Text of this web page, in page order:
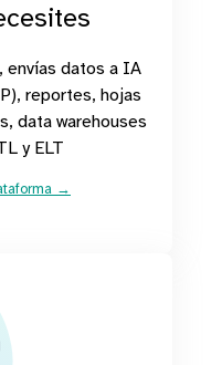
envías datos a IA
reportes, hojas
data warehouses
y ELT
→